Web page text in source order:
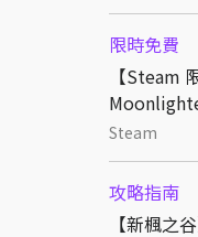
限時免費
【Steam
Steam
攻略指南
【新楓之